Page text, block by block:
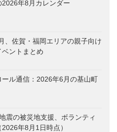
年8月カレンダー
、佐賀・福岡エリアの親子向け
ントまとめ
ール通信：2026年6月の基山町
震の被災地支援、ボランティ
年8月1日時点）